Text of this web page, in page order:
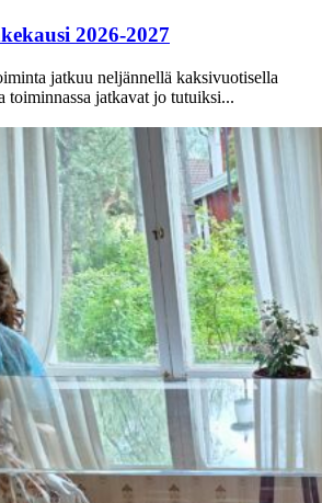
2026-2027
jatkuu neljännellä kaksivuotisella
toiminnassa jatkavat jo tutuiksi...